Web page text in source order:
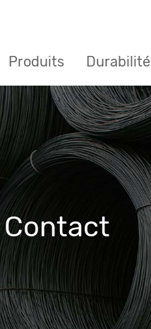
Produits Durabilité
Contact